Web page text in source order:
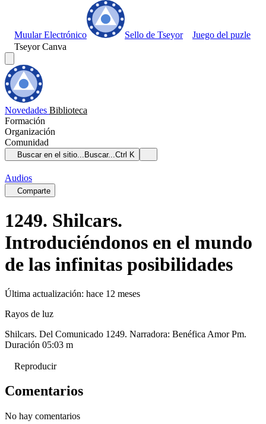
Muular Electrónico Sello de Tseyor
Juego del puzle
Tseyor Canva
Novedades Biblioteca
Formación
Organización
Comunidad
Buscar en el sitio... Buscar...Ctrl K
Audios
Comparte
1249. Shilcars.
Introduciéndonos en el mundo
de las infinitas posibilidades
Última actualización: hace 12 meses
Rayos de luz
Shilcars. Del Comunicado 1249. Narradora: Benéfica Amor Pm.
Duración 05:03 m
Reproducir
Comentarios
No hay comentarios